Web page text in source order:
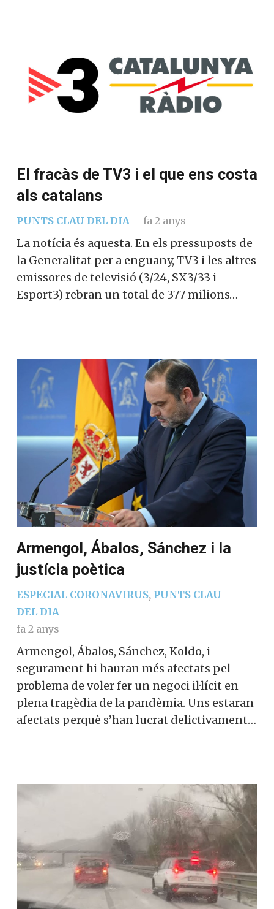
El fracàs de TV3 i el que ens costa
als catalans
PUNTS CLAU DEL DIA fa 2 anys
La notícia és aquesta. En els pressuposts de
la Generalitat per a enguany, TV3 i les altres
emissores de televisió (3/24, SX3/33 i
Esport3) rebran un total de 377 milions…
Armengol, Ábalos, Sánchez i la
justícia poètica
ESPECIAL CORONAVIRUS, PUNTS CLAU
DEL DIA
fa 2 anys
Armengol, Ábalos, Sánchez, Koldo, i
segurament hi hauran més afectats pel
problema de voler fer un negoci il·lícit en
plena tragèdia de la pandèmia. Uns estaran
afectats perquè s’han lucrat delictivament…